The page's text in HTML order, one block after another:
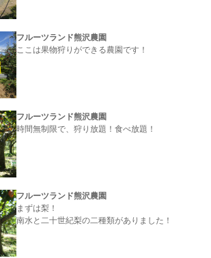
フルーツランド熊沢農園
ここは果物狩りができる農園です！
フルーツランド熊沢農園
時間無制限で、狩り放題！食べ放題！
フルーツランド熊沢農園
まずは梨！
南水と二十世紀梨の二種類がありました！